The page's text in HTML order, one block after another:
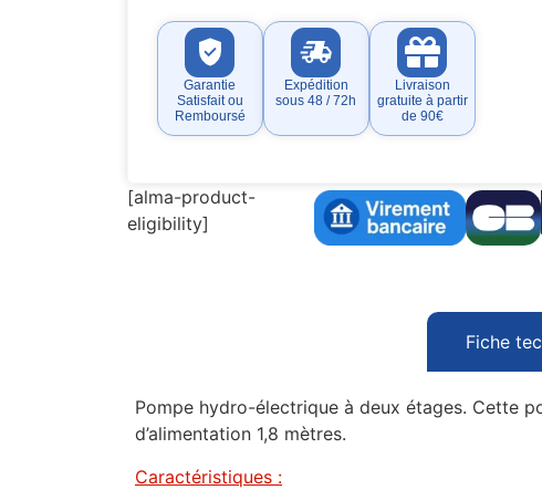
Garantie
Satisfait ou
Remboursé
Expédition
sous 48 / 72h
Livraison
gratuite à partir
de 90€
[alma-product-
eligibility]
Fiche
Pompe hydro-électrique à deux étages. Cette
d’alimentation 1,8 mètres.
Caractéristiques :